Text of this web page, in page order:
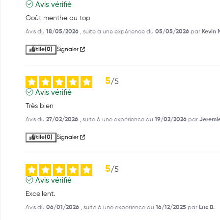
Avis vérifié
Goût menthe au top
Avis du 18/05/2026 , suite à une expérience du 05/05/2026 par Kevin
Utile(0) Signaler
5/5
Avis vérifié
Très bien
Avis du 27/02/2026 , suite à une expérience du 19/02/2026 par
Utile(0) Signaler
5/5
Avis vérifié
Excellent.
Avis du 06/01/2026 , suite à une expérience du 16/12/2025 par Luc B.